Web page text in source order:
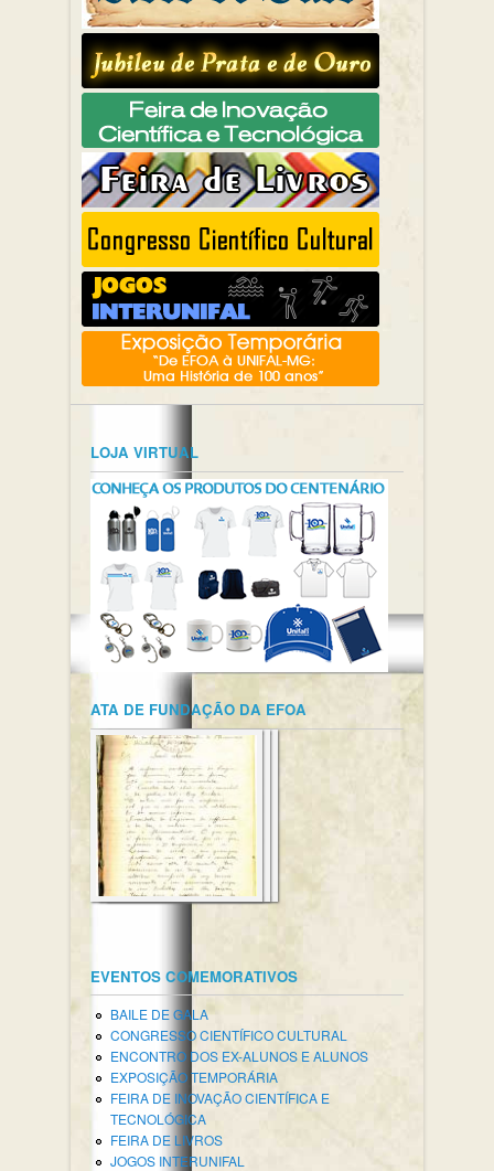
LOJA VIRTUAL
ATA DE FUNDAÇÃO DA EFOA
EVENTOS COMEMORATIVOS
BAILE DE GALA
CONGRESSO CIENTÍFICO CULTURAL
ENCONTRO DOS EX-ALUNOS E ALUNOS
EXPOSIÇÃO TEMPORÁRIA
FEIRA DE INOVAÇÃO CIENTÍFICA E
TECNOLÓGICA
FEIRA DE LIVROS
JOGOS INTERUNIFAL